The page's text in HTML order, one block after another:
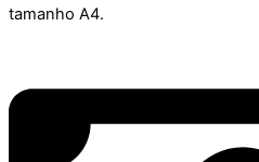
tamanho A4.